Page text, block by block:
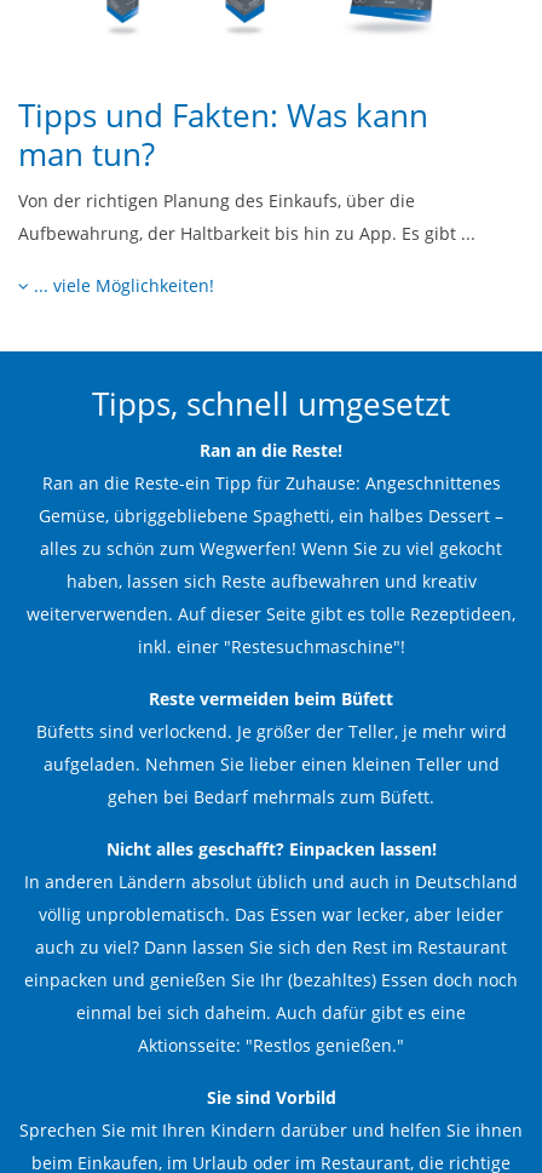
Tipps und Fakten: Was kann
man tun?
Von der richtigen Planung des Einkaufs, über die
Aufbewahrung, der Haltbarkeit bis hin zu App. Es gibt ...
... viele Möglichkeiten!
Tipps, schnell umgesetzt
Ran an die Reste!
Ran an die Reste-ein Tipp für Zuhause: Angeschnittenes
Gemüse, übriggebliebene Spaghetti, ein halbes Dessert –
alles zu schön zum Wegwerfen! Wenn Sie zu viel gekocht
haben, lassen sich Reste aufbewahren und kreativ
weiterverwenden. Auf dieser Seite gibt es tolle Rezeptideen,
inkl. einer "Restesuchmaschine"!
Reste vermeiden beim Büfett
Büfetts sind verlockend. Je größer der Teller, je mehr wird
aufgeladen. Nehmen Sie lieber einen kleinen Teller und
gehen bei Bedarf mehrmals zum Büfett.
Nicht alles geschafft? Einpacken lassen!
In anderen Ländern absolut üblich und auch in Deutschland
völlig unproblematisch. Das Essen war lecker, aber leider
auch zu viel? Dann lassen Sie sich den Rest im Restaurant
einpacken und genießen Sie Ihr (bezahltes) Essen doch noch
einmal bei sich daheim. Auch dafür gibt es eine
Aktionsseite: "Restlos genießen."
Sie sind Vorbild
Sprechen Sie mit Ihren Kindern darüber und helfen Sie ihnen
beim Einkaufen, im Urlaub oder im Restaurant, die richtige